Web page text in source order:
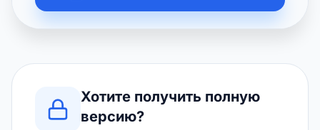
Хотите получить полную
версию?